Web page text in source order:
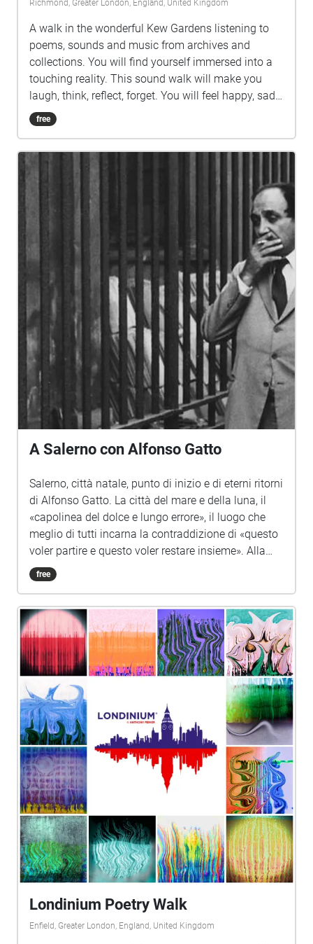
Richmond, Greater London, England, United Kingdom
A walk in the wonderful Kew Gardens listening to
poems, sounds and music from archives and
collections. You will find yourself immersed into a
touching reality. This sound walk will make you
laugh, think, reflect, forget. You will feel happy, sad,
nostalgic, euphoric. Well known artists or unknown
performers will accompany you in a journey
past and present. Concept and idea by sound artist
spectrograms of voices by Giovanna Iorio This is a
Creative Commons project and it's a free project
with the purpose to share culture and knowledge.
free
A Salerno con Alfonso Gatto
Salerno, città natale, punto di inizio e di eterni ritorni
di Alfonso Gatto. La città del mare e della luna, il
«capolinea del dolce e lungo errore», il luogo che
meglio di tutti incarna la contraddizione di «questo
voler partire e questo voler restare insieme». Alla
Salerno di Gatto, ai luoghi sussurrati nell'orecchio
della poesia, a quelli divertiti nelle pagine di prosa,
sereno del passo che ritrova la radice, la sound
artist Giovanna Iorio in collaborazione con Lucio
Lazzaruolo e la Fondazione Gatto dedica la prima
passeggiata del progetto "Passeggiate sonore" . Ad
accompagnarvi nei vicoli di cieli stretti e azzurri,
rigattieri, belle donne, strade impervie, barbieri, è
proprio la voce di Alfonso Gatto. Una guida
eccezionale dunque, che torna a parlarvi con le sue
parole. Un accurato lavoro di recupero e montaggio
di Giovanna Iorio e Lucio Lazzaruolo, con tracce
recuperate da Archivi e montate su un percorso
sonoro che è memoria emozionante, ritorno della
voce di un poeta nei luoghi che hanno ispirato la
sua poesia. Foto storiche di Salerno di autori vari
dal web.
free
Londinium Poetry Walk
Enfield, Greater London, England, United Kingdom